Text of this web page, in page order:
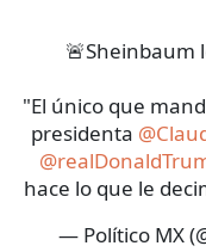
🚨Sheinbaum
"El único que
presidenta
hace lo que le
— Político MX